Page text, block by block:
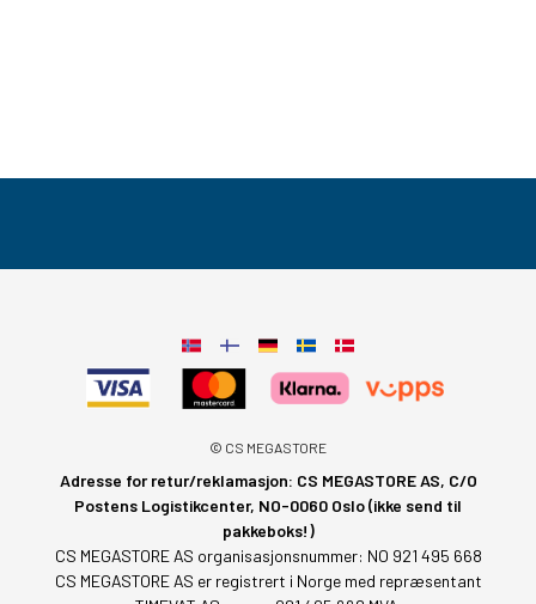
© CS MEGASTORE
Adresse for retur/reklamasjon: CS MEGASTORE AS, C/O
Postens Logistikcenter, NO-0060 Oslo (ikke send til
pakkeboks!)
CS MEGASTORE AS organisasjonsnummer: NO 921 495 668
CS MEGASTORE AS er registrert i Norge med repræsentant